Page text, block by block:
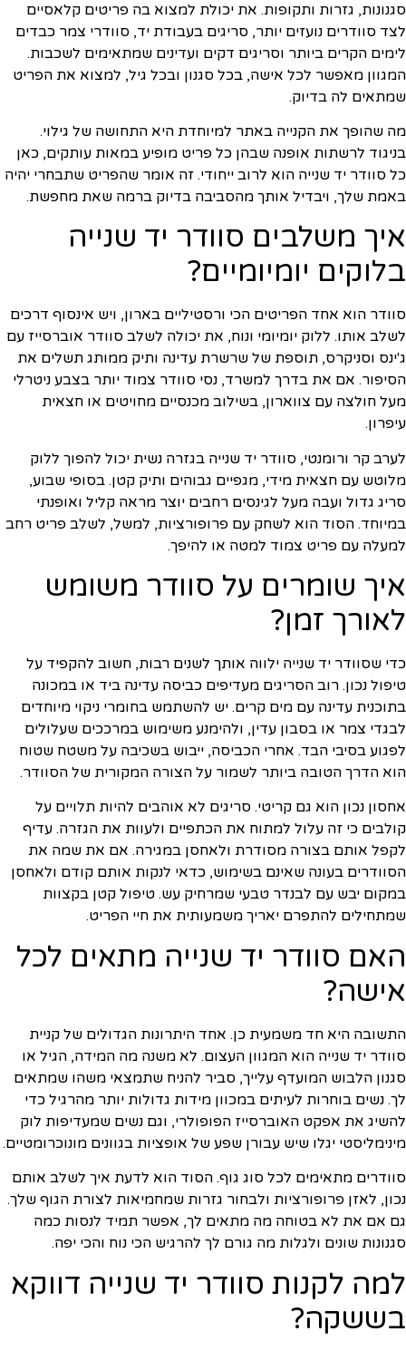
סגנונות, גזרות ותקופות. את יכולת למצוא בה פריטים קלאסיים
לצד סוודרים נועזים יותר, סריגים בעבודת יד, סוודרי צמר כבדים
לימים הקרים ביותר וסריגים דקים ועדינים שמתאימים לשכבות.
המגוון מאפשר לכל אישה, בכל סגנון ובכל גיל, למצוא את הפריט
שמתאים לה בדיוק.
מה שהופך את הקנייה באתר למיוחדת היא התחושה של גילוי.
בניגוד לרשתות אופנה שבהן כל פריט מופיע במאות עותקים, כאן
כל סוודר יד שנייה הוא לרוב ייחודי. זה אומר שהפריט שתבחרי יהיה
באמת שלך, ויבדיל אותך מהסביבה בדיוק ברמה שאת מחפשת.
איך משלבים סוודר יד שנייה
בלוקים יומיומיים?
סוודר הוא אחד הפריטים הכי ורסטיליים בארון, ויש אינסוף דרכים
לשלב אותו. ללוק יומיומי ונוח, את יכולה לשלב סוודר אוברסייז עם
ג'ינס וסניקרס, תוספת של שרשרת עדינה ותיק ממותג תשלים את
הסיפור. אם את בדרך למשרד, נסי סוודר צמוד יותר בצבע ניטרלי
מעל חולצה עם צווארון, בשילוב מכנסיים מחויטים או חצאית
עיפרון.
לערב קר ורומנטי, סוודר יד שנייה בגזרה נשית יכול להפוך ללוק
מלוטש עם חצאית מידי, מגפיים גבוהים ותיק קטן. בסופי שבוע,
סריג גדול ועבה מעל לגינסים רחבים יוצר מראה קליל ואופנתי
במיוחד. הסוד הוא לשחק עם פרופורציות, למשל, לשלב פריט רחב
למעלה עם פריט צמוד למטה או להיפך.
איך שומרים על סוודר משומש
לאורך זמן?
כדי שסוודר יד שנייה ילווה אותך לשנים רבות, חשוב להקפיד על
טיפול נכון. רוב הסריגים מעדיפים כביסה עדינה ביד או במכונה
בתוכנית עדינה עם מים קרים. יש להשתמש בחומרי ניקוי מיוחדים
לבגדי צמר או בסבון עדין, ולהימנע משימוש במרככים שעלולים
לפגוע בסיבי הבד. אחרי הכביסה, ייבוש בשכיבה על משטח שטוח
הוא הדרך הטובה ביותר לשמור על הצורה המקורית של הסוודר.
אחסון נכון הוא גם קריטי. סריגים לא אוהבים להיות תלויים על
קולבים כי זה עלול למתוח את הכתפיים ולעוות את הגזרה. עדיף
לקפל אותם בצורה מסודרת ולאחסן במגירה. אם את שמה את
הסוודרים בעונה שאינם בשימוש, כדאי לנקות אותם קודם ולאחסן
במקום יבש עם לבנדר טבעי שמרחיק עש. טיפול קטן בקצוות
שמתחילים להתפרם יאריך משמעותית את חיי הפריט.
האם סוודר יד שנייה מתאים לכל
אישה?
התשובה היא חד משמעית כן. אחד היתרונות הגדולים של קניית
סוודר יד שנייה הוא המגוון העצום. לא משנה מה המידה, הגיל או
סגנון הלבוש המועדף עלייך, סביר להניח שתמצאי משהו שמתאים
לך. נשים בוחרות לעיתים במכוון מידות גדולות יותר מהרגיל כדי
להשיג את אפקט האוברסייז הפופולרי, וגם נשים שמעדיפות לוק
מינימליסטי יגלו שיש עבורן שפע של אופציות בגוונים מונוכרומטיים.
סוודרים מתאימים לכל סוג גוף. הסוד הוא לדעת איך לשלב אותם
נכון, לאזן פרופורציות ולבחור גזרות שמחמיאות לצורת הגוף שלך.
גם אם את לא בטוחה מה מתאים לך, אפשר תמיד לנסות כמה
סגנונות שונים ולגלות מה גורם לך להרגיש הכי נוח והכי יפה.
למה לקנות סוודר יד שנייה דווקא
בששקה?